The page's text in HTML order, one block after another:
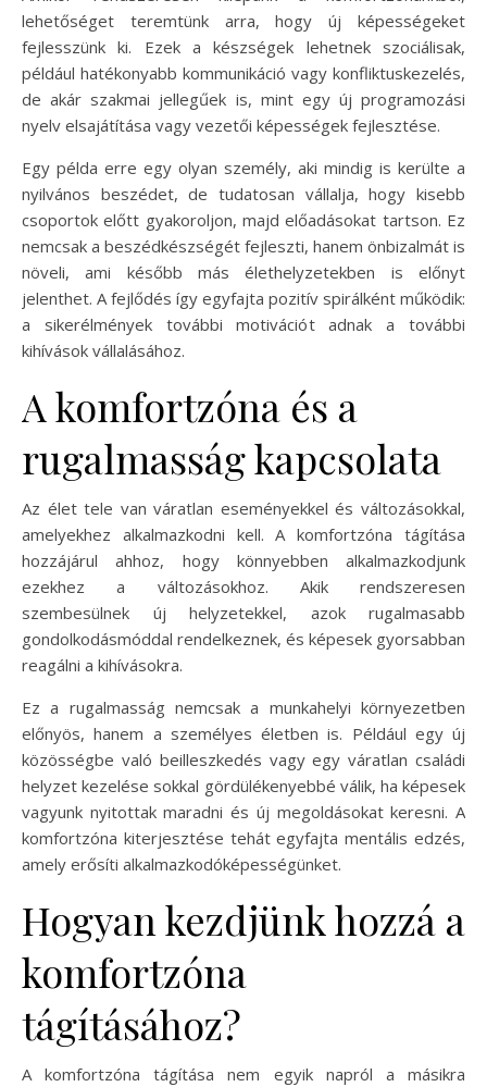
lehetőséget teremtünk arra, hogy új képességeket
fejlesszünk ki. Ezek a készségek lehetnek szociálisak,
például hatékonyabb kommunikáció vagy konfliktuskezelés,
de akár szakmai jellegűek is, mint egy új programozási
nyelv elsajátítása vagy vezetői képességek fejlesztése.
Egy példa erre egy olyan személy, aki mindig is kerülte a
nyilvános beszédet, de tudatosan vállalja, hogy kisebb
csoportok előtt gyakoroljon, majd előadásokat tartson. Ez
nemcsak a beszédkészségét fejleszti, hanem önbizalmát is
növeli, ami később más élethelyzetekben is előnyt
jelenthet. A fejlődés így egyfajta pozitív spirálként működik:
a sikerélmények további motivációt adnak a további
kihívások vállalásához.
A komfortzóna és a
rugalmasság kapcsolata
Az élet tele van váratlan eseményekkel és változásokkal,
amelyekhez alkalmazkodni kell. A komfortzóna tágítása
hozzájárul ahhoz, hogy könnyebben alkalmazkodjunk
ezekhez a változásokhoz. Akik rendszeresen
szembesülnek új helyzetekkel, azok rugalmasabb
gondolkodásmóddal rendelkeznek, és képesek gyorsabban
reagálni a kihívásokra.
Ez a rugalmasság nemcsak a munkahelyi környezetben
előnyös, hanem a személyes életben is. Például egy új
közösségbe való beilleszkedés vagy egy váratlan családi
helyzet kezelése sokkal gördülékenyebbé válik, ha képesek
vagyunk nyitottak maradni és új megoldásokat keresni. A
komfortzóna kiterjesztése tehát egyfajta mentális edzés,
amely erősíti alkalmazkodóképességünket.
Hogyan kezdjünk hozzá a
komfortzóna
tágításához?
A komfortzóna tágítása nem egyik napról a másikra